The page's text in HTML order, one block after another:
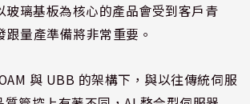
玻璃基板為核心的產品會受到客戶青
量產準備將非常重要。
與 UBB 的架構下，與以往傳統伺服